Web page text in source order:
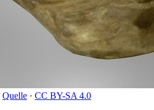
Quelle · CC BY-SA 4.0